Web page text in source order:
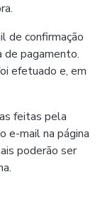
de confirmação
de pagamento.
efetuado e, em
feitas pela
e-mail na página
poderão ser